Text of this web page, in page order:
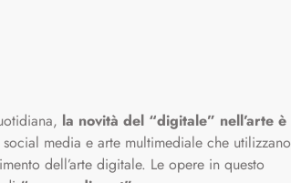
la novità del “digitale” nell’arte è
media e arte multimediale che utilizzano
dell’arte digitale. Le opere in questo